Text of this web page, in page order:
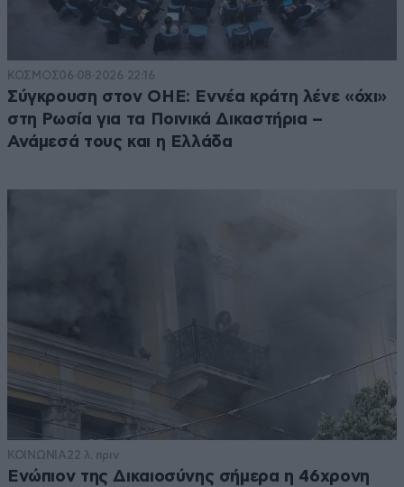
ΚΟΣΜΟΣ06·08·2026 22:16
Σύγκρουση στον ΟΗΕ: Εννέα κράτη λένε «όχι»
στη Ρωσία για τα Ποινικά Δικαστήρια –
Ανάμεσά τους και η Ελλάδα
ΚΟΙΝΩΝΙΑ22 λ. πριν
Ενώπιον της Δικαιοσύνης σήμερα η 46χρονη